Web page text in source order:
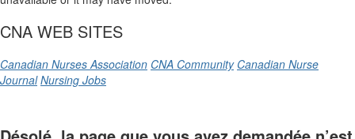
CNA WEB SITES
Canadian Nurses Association CNA Community Canadian Nurse
Journal Nursing Jobs